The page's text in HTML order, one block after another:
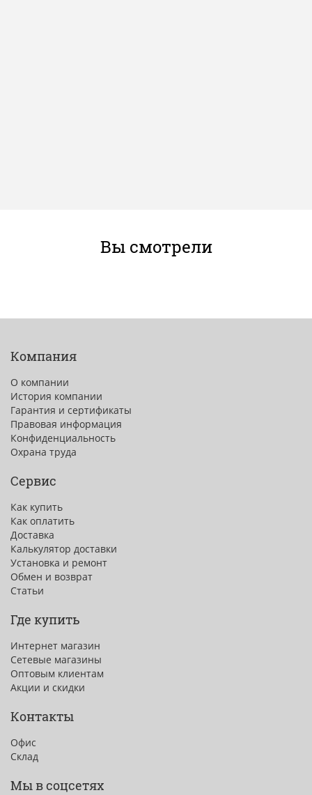
Вы смотрели
Компания
О компании
История компании
Гарантия и сертификаты
Правовая информация
Конфиденциальность
Охрана труда
Сервис
Как купить
Как оплатить
Доставка
Калькулятор доставки
Установка и ремонт
Обмен и возврат
Статьи
Где купить
Интернет магазин
Сетевые магазины
Оптовым клиентам
Акции и скидки
Контакты
Офис
Склад
Мы в соцсетях